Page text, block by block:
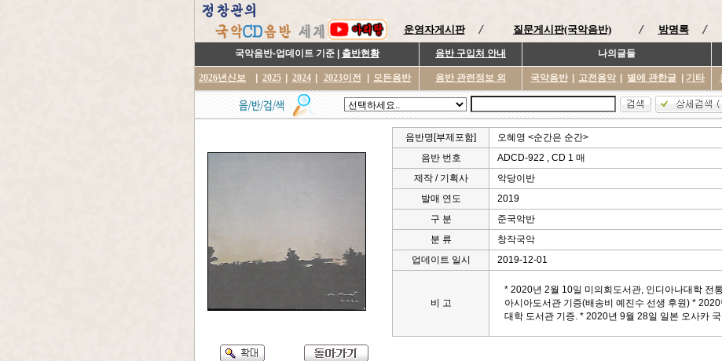
운영자게시판 질문게시판(국악음반) 방명록
국악음반-업데이트 기준 | 출반현황 음반 구입처 안내 나의글들
2026년신보 2025 2024 2023이전 모든음반 음반 관련정보 외 국악음반 고전음악 별에 관한글 기타
음반명[부제포함]
오혜영 <순간은 순간>
음반 번호
ADCD-922 , CD 1 매
제작 / 기획사
악당이반
발매 연도
2019
구 분
준국악반
분 류
창작국악
업데이트 일시
2019-12-01
비 고
* 2020년 2월 10일 미의회도서관, 인디아나대학 전
아시아도서관 기증(배송비 예진수 선생 후원) *
대학 도서관 기증. * 2020년 9월 28일 일본 오사카